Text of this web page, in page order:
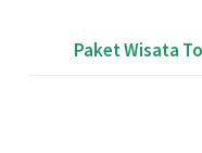
Paket Wisata